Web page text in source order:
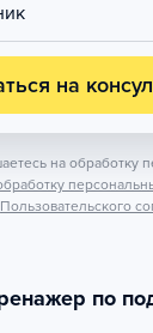
на
на обработку
Пользовательского
по